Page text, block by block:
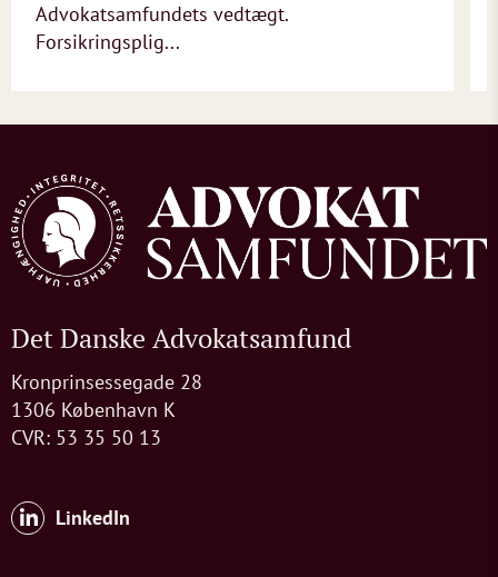
Advokatsamfundets vedtægt.
Forsikringsplig...
Det Danske Advokatsamfund
Kronprinsessegade 28
1306 København K
CVR: 53 35 50 13
LinkedIn